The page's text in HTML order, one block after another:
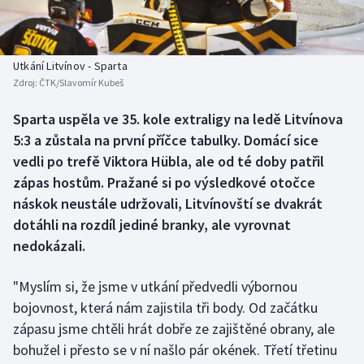
Baseball a softbal
Basketbal
Biatlon
Boby a skeleton
Box
Curling
Dostihy
Florbal
Futsal
Soutěže
Historické návraty
Aplikace ČT sport
AZ kvíz
Utkání Litvínov - Sparta
Zdroj: ČTK/Slavomír Kubeš
Sparta uspěla ve 35. kole extraligy na ledě Litvínova
5:3 a zůstala na první příčce tabulky. Domácí sice
vedli po trefě Viktora Hübla, ale od té doby patřil
zápas hostům. Pražané si po výsledkové otočce
náskok neustále udržovali, Litvínovští se dvakrát
dotáhli na rozdíl jediné branky, ale vyrovnat
nedokázali.
"Myslím si, že jsme v utkání předvedli výbornou
bojovnost, která nám zajistila tři body. Od začátku
zápasu jsme chtěli hrát dobře ze zajištěné obrany, ale
bohužel i přesto se v ní našlo pár okének. Třetí třetinu